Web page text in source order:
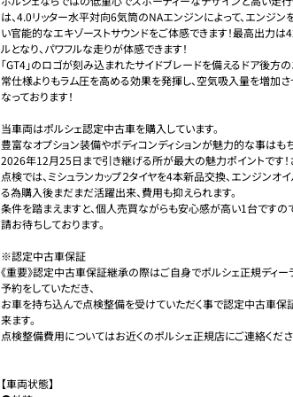
は、4.0リッター水平対向6気筒のNAエンジンによって、エンジン
い官能的なエキゾーストサウンドをご体感できます！最高出力は
ルとなり、パワフルな走りが体感できます！
「GT4」のロゴが刻み込まれたサイドブレードを備えるドア後方
常仕様よりもラム圧を高める効果を発揮し、空気吸入量を増加さ
なっております！
当車両はポルシェ認定中古車を購入しています。
豊富なオプション装備やボディコンディションが魅力的な事はも
2026年12月25日まで引き継げる所が最大の魅力ポイントです
点検では、ミシュランカップ２タイヤを4本新品交換、エンジン
る為購入後まだまだ活躍出来、費用も抑えられます。
条件を踏まえますと、個人売買ながらも安心感が高い1台ですの
請お待ちしております。
※認定中古車保証
《重要》認定中古車保証継承の際はご自身でポルシェ正規ディー
予約をしていただき、
お車を持ち込んで点検整備を受けていただく事で認定中古車
来ます。
点検整備費用についてはお近くのポルシェ正規店にご連絡くださ
【車両状態】